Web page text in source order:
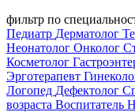
фильтр по
Педиатр Дерматолог
Неонатолог Онколог
Косметолог
Эрготерапевт
Логопед Дефектолог
возраста Воспитатель